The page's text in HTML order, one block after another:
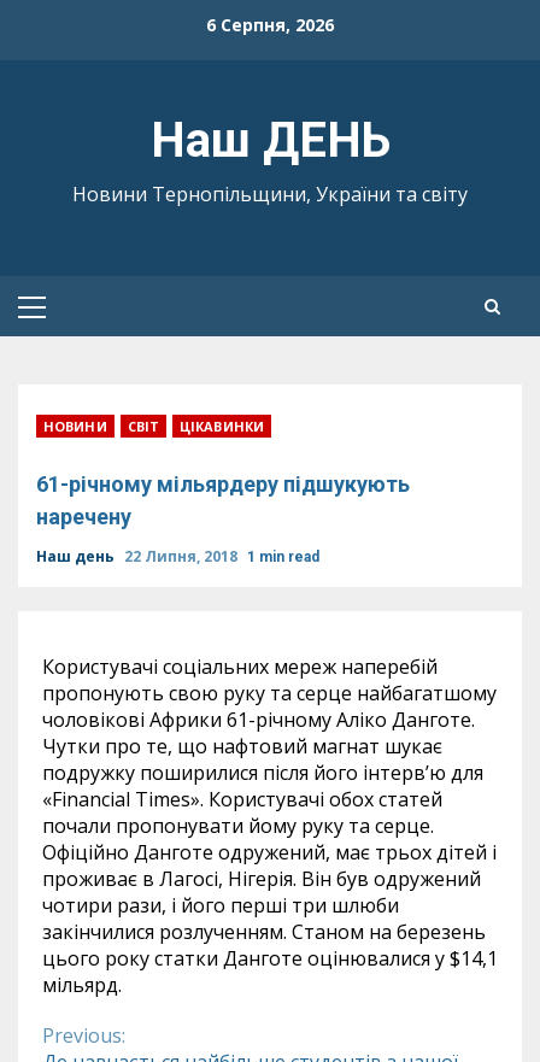
6 Серпня, 2026
Наш ДЕНЬ
Новини Тернопільщини, України та світу
Primary
НОВИНИ СВІТ ЦІКАВИНКИ
61-річному мільярдеру підшукують
наречену
Наш день 22 Липня, 2018 1 min read
Користувачі соціальних мереж наперебій
пропонують свою руку та серце найбагатшому
чоловікові Африки 61-річному Аліко Данготе.
Чутки про те, що нафтовий магнат шукає
подружку поширилися після його інтерв’ю для
«Financial Times». Користувачі обох статей
почали пропонувати йому руку та серце.
Офіційно Данготе одружений, має трьох дітей і
проживає в Лагосі, Нігерія. Він був одружений
чотири рази, і його перші три шлюби
закінчилися розлученням. Станом на березень
цього року статки Данготе оцінювалися у $14,1
мільярд.
Continue
Previous: